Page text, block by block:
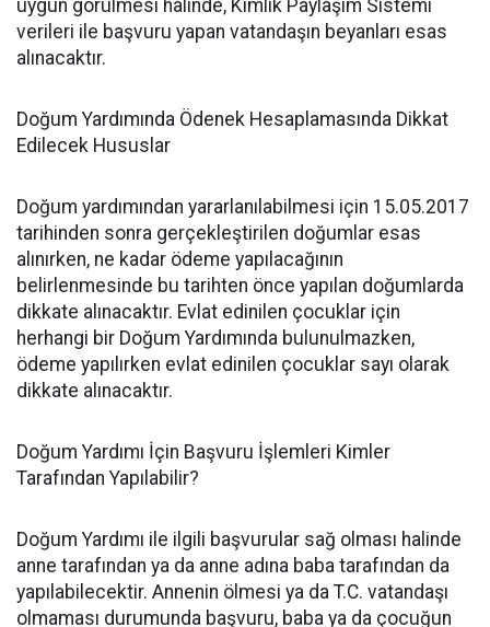
uygun görülmesi halinde, Kimlik Paylaşım Sistemi
verileri ile başvuru yapan vatandaşın beyanları esas
alınacaktır.
Doğum Yardımında Ödenek Hesaplamasında Dikkat
Edilecek Hususlar
Doğum yardımından yararlanılabilmesi için 15.05.2017
tarihinden sonra gerçekleştirilen doğumlar esas
alınırken, ne kadar ödeme yapılacağının
belirlenmesinde bu tarihten önce yapılan doğumlarda
dikkate alınacaktır. Evlat edinilen çocuklar için
herhangi bir Doğum Yardımında bulunulmazken,
ödeme yapılırken evlat edinilen çocuklar sayı olarak
dikkate alınacaktır.
Doğum Yardımı İçin Başvuru İşlemleri Kimler
Tarafından Yapılabilir?
Doğum Yardımı ile ilgili başvurular sağ olması halinde
anne tarafından ya da anne adına baba tarafından da
yapılabilecektir. Annenin ölmesi ya da T.C. vatandaşı
olmaması durumunda başvuru, baba ya da çocuğun